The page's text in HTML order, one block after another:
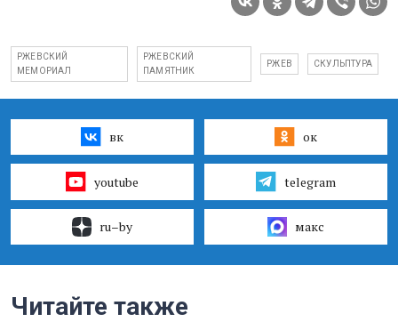
РЖЕВСКИЙ
МЕМОРИАЛ
РЖЕВСКИЙ
ПАМЯТНИК
РЖЕВ СКУЛЬПТУРА
вк ок
youtube telegram
ru–by макс
Читайте также